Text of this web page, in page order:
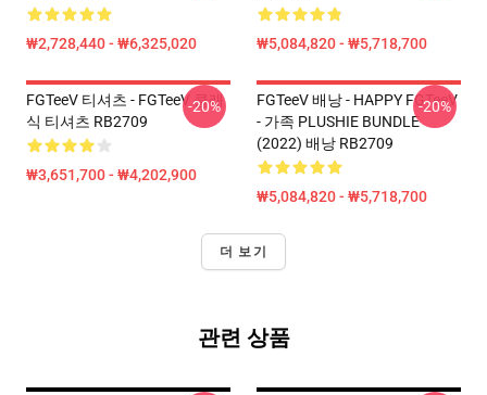
₩2,728,440 - ₩6,325,020 ₩5,084,820 - ₩5,718,700
FGTeeV 티셔츠 - FGTeeV 클래
식 티셔츠 RB2709
₩3,651,700 - ₩4,202,900
-20%
FGTeeV 배낭 - HAPPY FGTeeV
- 가족 PLUSHIE BUNDLE
(2022) 배낭 RB2709
₩5,084,820 - ₩5,718,700
-20%
더 보기
관련 상품